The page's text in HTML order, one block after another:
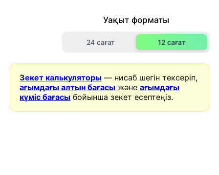
Уақыт форматы
24 сағат 12 сағат
Зекет калькуляторы — нисаб шегін тексеріп,
ағымдағы алтын бағасы жәнеағымдағы
күміс бағасы бойынша зекет есептеңіз.